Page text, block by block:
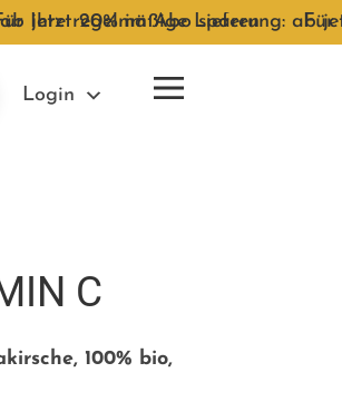
Login
Ihre regelmäßige Lieferung: ab
jetzt 20% im Abo sparen ● Für
C
100% bio,